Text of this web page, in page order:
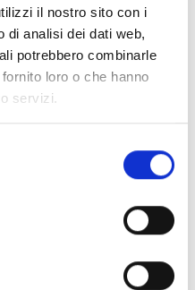
il nostro sito con i
di analisi dei dati web,
potrebbero combinarle
loro o che hanno
servizi.
y espacios públicos,
con un